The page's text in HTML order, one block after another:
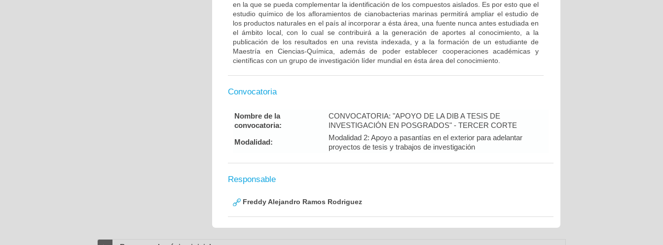
en la que se pueda complementar la identificación de los compuestos aislados. Es por esto que el
estudio químico de los afloramientos de cianobacterias marinas permitirá ampliar el estudio de
los productos naturales en el país al incorporar a ésta área, una fuente nunca antes estudiada en
el ámbito local, con lo cual se contribuirá a la generación de aportes al conocimiento, a la
publicación de los resultados en una revista indexada, y a la formación de un estudiante de
Maestría en Ciencias-Química, además de poder establecer cooperaciones académicas y
científicas con un grupo de investigación líder mundial en ésta área del conocimiento.
Convocatoria
Nombre de la
convocatoria:
CONVOCATORIA: "APOYO DE LA DIB A TESIS DE
INVESTIGACIÓN EN POSGRADOS" - TERCER CORTE
Modalidad:
Modalidad 2: Apoyo a pasantías en el exterior para adelantar
proyectos de tesis y trabajos de investigación
Responsable
Freddy Alejandro Ramos Rodriguez